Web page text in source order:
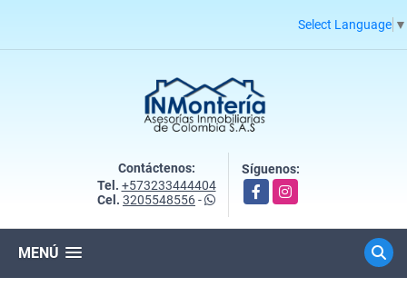
Select Language ▼
Contáctenos:
Tel. +573233444404
Cel. 3205548556-
Síguenos:
FacebookInstagram
MENÚ